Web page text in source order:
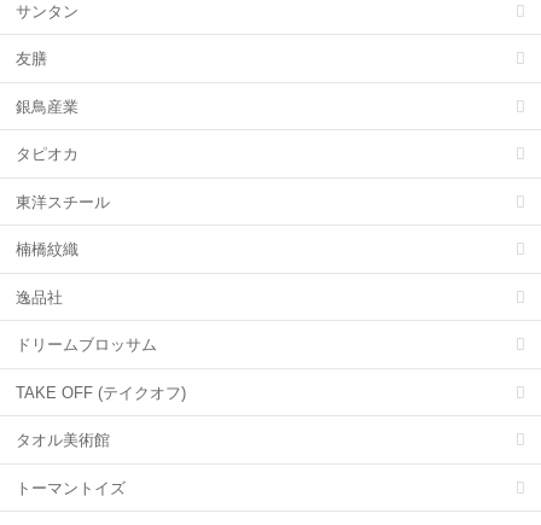
サンタン
友膳
銀鳥産業
タピオカ
東洋スチール
楠橋紋織
逸品社
ドリームブロッサム
TAKE OFF (テイクオフ)
タオル美術館
トーマントイズ